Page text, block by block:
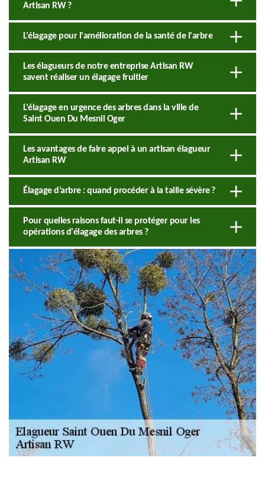
Artisan RW ?
L'élagage pour l'amélioration de la santé de l'arbre
Les élagueurs de notre entreprise Artisan RW
savent réaliser un élagage fruitier
L'élagage en urgence des arbres dans la ville de
Saint Ouen Du Mesnil Oger
Les avantages de faire appel à un artisan élagueur
Artisan RW
Élagage d’arbre : quand procéder à la taille sévère ?
Pour quelles raisons faut-il se protéger pour les
opérations d'élagage des arbres ?